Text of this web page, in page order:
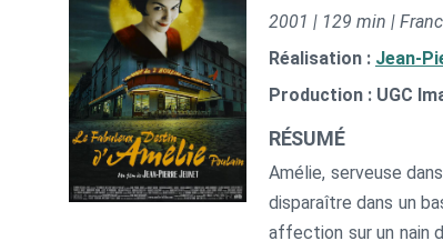
2001 | 129 min |
Réalisation : Jean-
Production : UGC
RÉSUMÉ
Amélie, serveuse
disparaître dans un
affection sur un nain